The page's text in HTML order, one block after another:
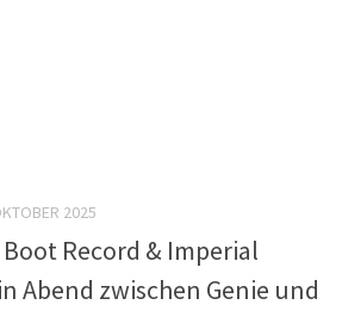
2025
Boot Record & Imperial
Abend zwischen Genie und